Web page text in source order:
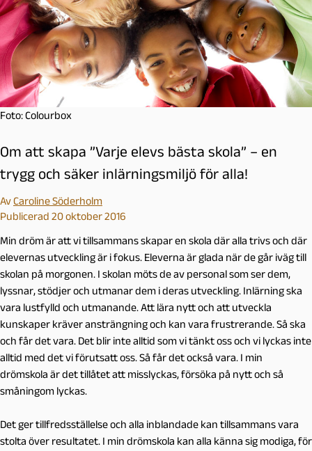
Foto: Colourbox
Om att skapa ”Varje elevs bästa skola” – en
trygg och säker inlärningsmiljö för alla!
AvCaroline Söderholm
Publicerad 20 oktober 2016
Min dröm är att vi tillsammans skapar en skola där alla trivs och där
elevernas utveckling är i fokus. Eleverna är glada när de går iväg till
skolan på morgonen. I skolan möts de av personal som ser dem,
lyssnar, stödjer och utmanar dem i deras utveckling. Inlärning ska
vara lustfylld och utmanande. Att lära nytt och att utveckla
kunskaper kräver ansträngning och kan vara frustrerande. Så ska
och får det vara. Det blir inte alltid som vi tänkt oss och vi lyckas inte
alltid med det vi förutsatt oss. Så får det också vara. I min
drömskola är det tillåtet att misslyckas, försöka på nytt och så
småningom lyckas.
Det ger tillfredsställelse och alla inblandade kan tillsammans vara
stolta över resultatet. I min drömskola kan alla känna sig modiga, för